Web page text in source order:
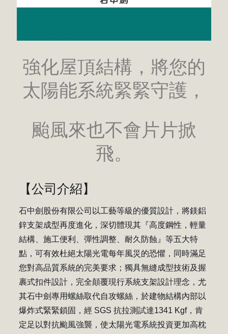
強化屋頂結構，將您的
太陽能系統緊緊守護，
颱風來也不會片片掀
飛。
【公司介紹】
石中劍股份有限公司以工藝等級的優質設計，將鎂鋁
鋅支架成型再度進化，深切體現其『高度鋼性，輕量
結構、施工便利、彈性調整、耐久防蝕』等五大特
點，可有效杜絕太陽光電每年風災的恐懼，同時滿足
您對高品質系統的完美要求；獨具無縫成型技術及握
裹式扣件設計，完全顛覆現行系統支架設計理念，尤
其石中劍專用螺絲取代自攻螺絲，於建物結構內部以
爆炸式緊緊鎖固，經 SGS 抗拉測試達1341 Kgf，肯
定足以對抗颱風強襲，使太陽光電系統投資更加高枕